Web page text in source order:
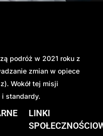
podróż w 2021 roku z
zmian w opiece
Wokół tej misji
standardy.
LINKI